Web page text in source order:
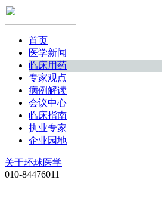
首页
医学新闻
临床用药
专家观点
病例解读
会议中心
临床指南
执业专家
企业园地
关于环球医学
010-84476011